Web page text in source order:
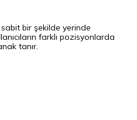
sabit bir şekilde yerinde
farklı pozisyonlarda
tanır.